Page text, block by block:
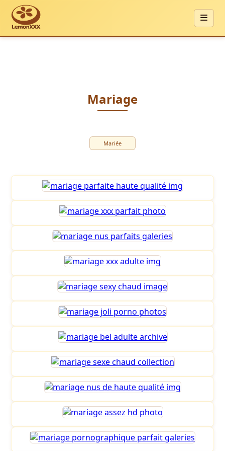
Mariage
Mariée